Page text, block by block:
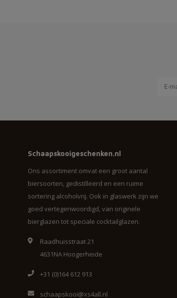
Schaapskooigeschenken.nl
Ons assortiment omvat een groot aantal
biersoorten, gedistilleerd en een ruime
sortering alcoholvrij. Ook in glaswerk zijn we
goed vertegenwoordigd, van originele
bierglazen tot speciale cocktailglazen.
Raadhuisstraat 21
4631NA Hoogerheide
+31 (0)164 612 913
schaapskooi@xs4all.nl